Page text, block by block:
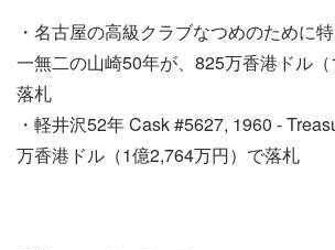
・名古屋の高級クラブなつめのために
一無二の山崎50年が、825万香港ドル
落札
・軽井沢52年 Cask #5627, 1960 -
万香港ドル（1億2,764万円）で落札